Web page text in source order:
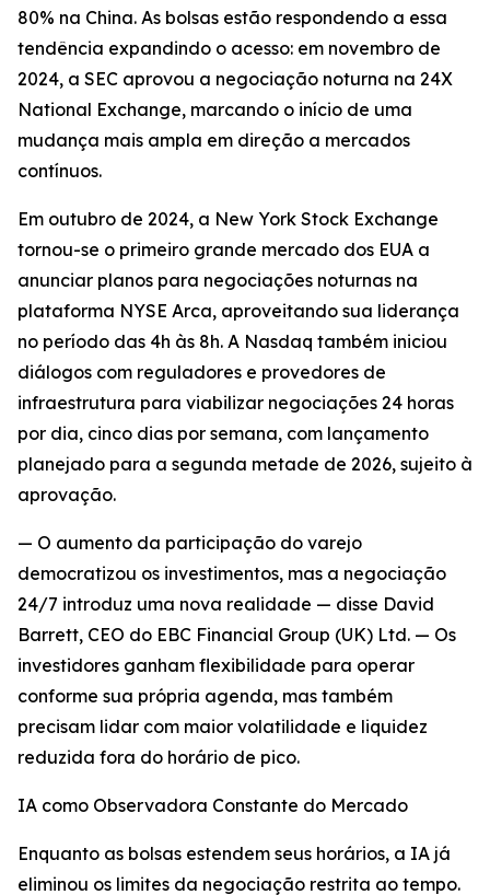
80% na China. As bolsas estão respondendo a essa
tendência expandindo o acesso: em novembro de
2024, a SEC aprovou a negociação noturna na 24X
National Exchange, marcando o início de uma
mudança mais ampla em direção a mercados
contínuos.
Em outubro de 2024, a New York Stock Exchange
tornou-se o primeiro grande mercado dos EUA a
anunciar planos para negociações noturnas na
plataforma NYSE Arca, aproveitando sua liderança
no período das 4h às 8h. A Nasdaq também iniciou
diálogos com reguladores e provedores de
infraestrutura para viabilizar negociações 24 horas
por dia, cinco dias por semana, com lançamento
planejado para a segunda metade de 2026, sujeito à
aprovação.
— O aumento da participação do varejo
democratizou os investimentos, mas a negociação
24/7 introduz uma nova realidade — disse David
Barrett, CEO do EBC Financial Group (UK) Ltd. — Os
investidores ganham flexibilidade para operar
conforme sua própria agenda, mas também
precisam lidar com maior volatilidade e liquidez
reduzida fora do horário de pico.
IA como Observadora Constante do Mercado
Enquanto as bolsas estendem seus horários, a IA já
eliminou os limites da negociação restrita ao tempo.